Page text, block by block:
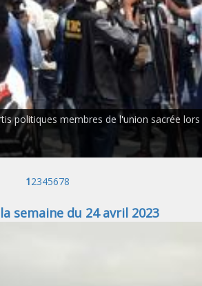
politiques membres de l'union sacrée
12345678
semaine du 24 avril 2023